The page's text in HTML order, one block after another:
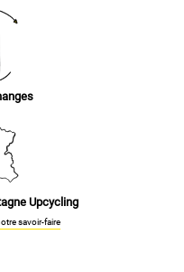
Upcycling
savoir-faire